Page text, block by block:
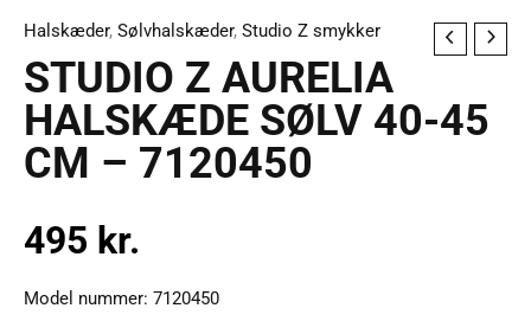
Halskæder, Sølvhalskæder, Studio Z smykker
STUDIO Z AURELIA
HALSKÆDE SØLV 40-45
CM – 7120450
495 kr.
Model nummer: 7120450
STUDIO
Z
AURELIA
HALSKÆDE
SØLV
45
CM
-